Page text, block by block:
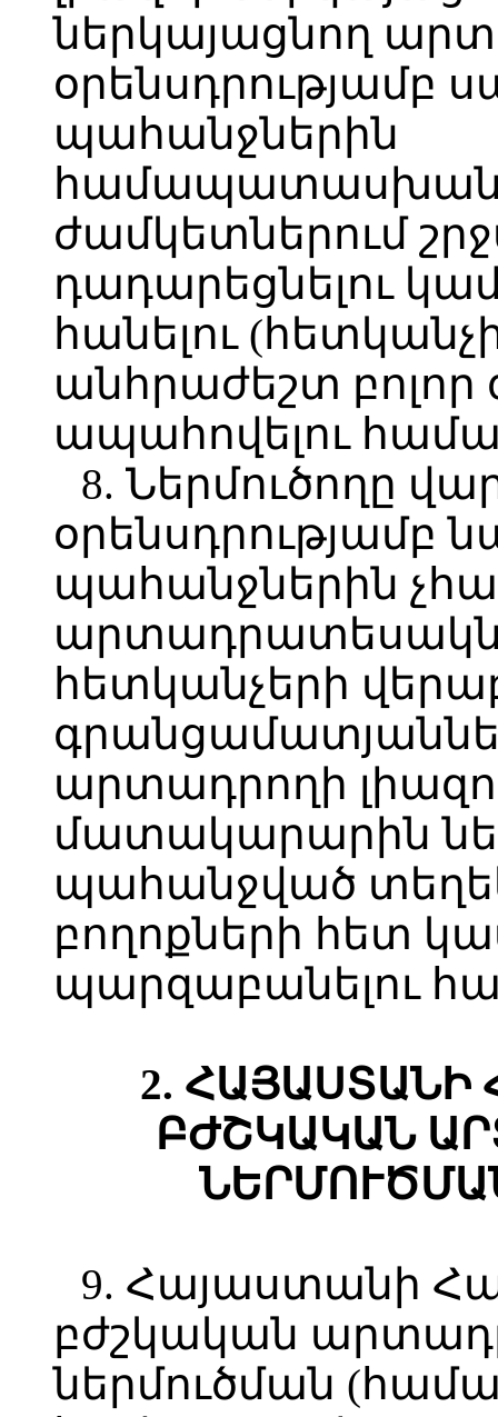
ներկայացնող
օրենսդրությամբ
պահանջներին
ժամկետներում
դադարեցնելու
հանելու
անհրաժեշտ բոլոր
ապահովելու
8. Ներմուծողը
օրենսդրությամբ
պահանջներին
հետկանչերի
արտադրողի
մատակարարին
պահանջված
բողոքների հետ
պարզաբանելու
2. ՀԱՅԱՍՏԱՆԻ
ԲԺՇԿԱԿԱՆ
9. Հայաստանի
բժշկական
ներմուծման